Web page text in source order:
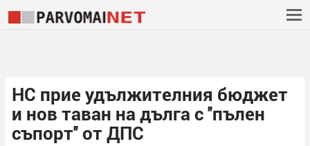
НС прие удължителния бюджет
и нов таван на дълга с ''пълен
съпорт'' от ДПС